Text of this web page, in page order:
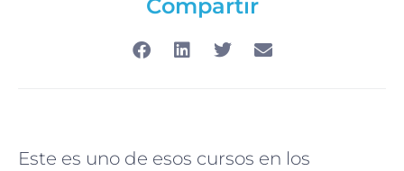
Compartir
Este es uno de esos cursos en los